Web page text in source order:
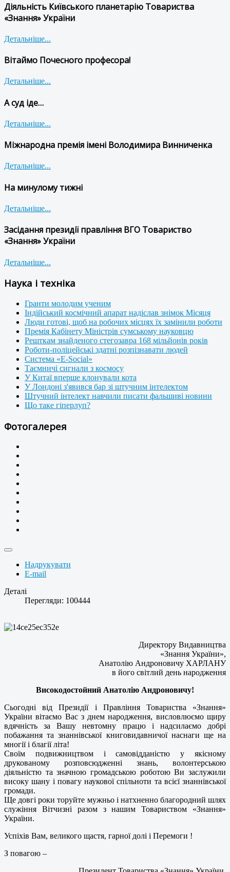
Діяльність Київського планетарію Товариства
«Знання» України
Детальніше...
Вітаймо Почесного професора!
Детальніше...
А суд іде…
Детальніше...
Міжнародна премія імені Володимира Винниченка
Детальніше...
На минулому тижні
Детальніше...
Засідання президії правління ВГО Товариство
«Знання» України
Детальніше...
Наука і техніка
Гранти молодим ученим
Індійський космічний апарат надіслав знімок Місяця
Люди готові, щоб на робочих місцях їх замінили роботи
Премія Кабінету Міністрів сумському науковцю
Решткам знайденого стегозавра 168 мільйонів років
Роботи-поліцейські здатні розпізнавати людей
Система «E-Social»
Таємничі сигнали з космосу
У Китаї вперше клонували кота
У Лондоні з'явився бар зі штучним інтелектом
Штучний інтелект навчили писати фальшиві новини
Що таке гіперлуп?
Фотогалерея
Надрукувати
E-mail
Деталі
Перегляди: 100444
Директору Видавництва
«Знання України»,
Анатолію Андроновичу ХАРЛАНУ
в його світлий день народження
Високодостойний Анатолію Андроновичу!
Сьогодні від Президії і Правління Товариства «Знання»
України вітаємо Вас з днем народження, висловлюємо щиру
вдячність за Вашу невтомну працю і надсилаємо добрі
побажання та знаннівської книговидавничої наснаги ще на
многії і благії літа!
Своїм подвижництвом і самовідданістю у якісному
друкованому розповсюдженні знань, волонтерською
діяльністю та значною громадською роботою Ви заслужили
високу шану і повагу наукової спільноти та всієї знаннівської
громади.
Ще довгі роки торуйте мужньо і натхненно благородний шлях
служіння Вітчизні разом з нашим Товариством «Знання»
України.
Успіхів Вам, великого щастя, гарної долі і Перемоги !
З повагою –